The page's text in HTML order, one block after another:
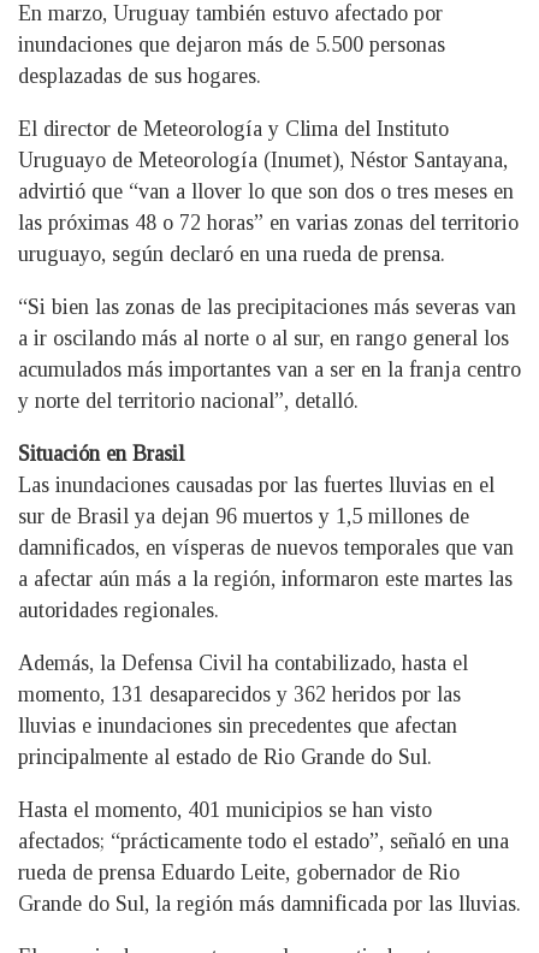
En marzo, Uruguay también estuvo afectado por
inundaciones que dejaron más de 5.500 personas
desplazadas de sus hogares.
El director de Meteorología y Clima del Instituto
Uruguayo de Meteorología (Inumet), Néstor Santayana,
advirtió que “van a llover lo que son dos o tres meses en
las próximas 48 o 72 horas” en varias zonas del territorio
uruguayo, según declaró en una rueda de prensa.
“Si bien las zonas de las precipitaciones más severas van
a ir oscilando más al norte o al sur, en rango general los
acumulados más importantes van a ser en la franja centro
y norte del territorio nacional”, detalló.
Situación en Brasil
Las inundaciones causadas por las fuertes lluvias en el
sur de Brasil ya dejan 96 muertos y 1,5 millones de
damnificados, en vísperas de nuevos temporales que van
a afectar aún más a la región, informaron este martes las
autoridades regionales.
Además, la Defensa Civil ha contabilizado, hasta el
momento, 131 desaparecidos y 362 heridos por las
lluvias e inundaciones sin precedentes que afectan
principalmente al estado de Rio Grande do Sul.
Hasta el momento, 401 municipios se han visto
afectados; “prácticamente todo el estado”, señaló en una
rueda de prensa Eduardo Leite, gobernador de Rio
Grande do Sul, la región más damnificada por las lluvias.